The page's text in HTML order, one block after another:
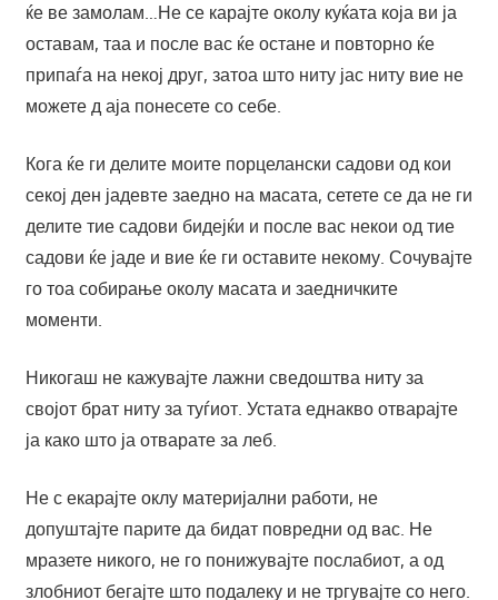
ќе ве замолам…Не се карајте околу куќата која ви ја
оставам, таа и после вас ќе остане и повторно ќе
припаѓа на некој друг, затоа што ниту јас ниту вие не
можете д аја понесете со себе.
Кога ќе ги делите моите порцелански садови од кои
секој ден јадевте заедно на масата, сетете се да не ги
делите тие садови бидејќи и после вас некои од тие
садови ќе јаде и вие ќе ги оставите некому. Сочувајте
го тоа собирање околу масата и заедничките
моменти.
Никогаш не кажувајте лажни сведоштва ниту за
својот брат ниту за туѓиот. Устата еднакво отварајте
ја како што ја отварате за леб.
Не с екарајте оклу материјални работи, не
допуштајте парите да бидат повредни од вас. Не
мразете никого, не го понижувајте послабиот, а од
злобниот бегајте што подалеку и не тргувајте со него.